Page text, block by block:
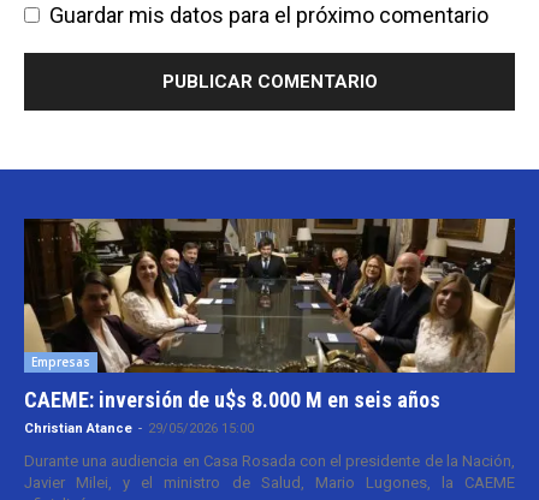
Guardar mis datos para el próximo comentario
Empresas
CAEME: inversión de u$s 8.000 M en seis años
Christian Atance - 29/05/2026 15:00
Durante una audiencia en Casa Rosada con el presidente de la Nación,
Javier Milei, y el ministro de Salud, Mario Lugones, la CAEME